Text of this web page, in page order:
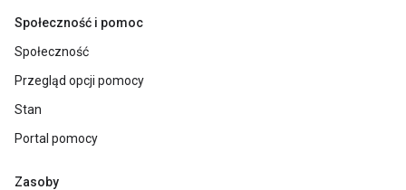
Społeczność i pomoc
Społeczność
Przegląd opcji pomocy
Stan
Portal pomocy
Zasoby